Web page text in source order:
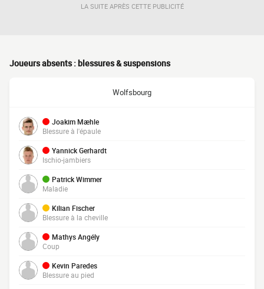
LA SUITE APRÈS CETTE PUBLICITÉ
Joueurs absents : blessures & suspensions
Wolfsbourg
Joakim Mæhle
Blessure à l'épaule
Yannick Gerhardt
Ischio-jambiers
Patrick Wimmer
Maladie
Kilian Fischer
Blessure à la cheville
Mathys Angély
Coup
Kevin Paredes
Blessure au pied